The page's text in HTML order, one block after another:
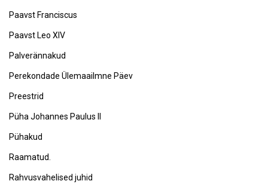
Paavst Franciscus
Paavst Leo XIV
Palverännakud
Perekondade Ülemaailmne Päev
Preestrid
Püha Johannes Paulus II
Pühakud
Raamatud.
Rahvusvahelised juhid